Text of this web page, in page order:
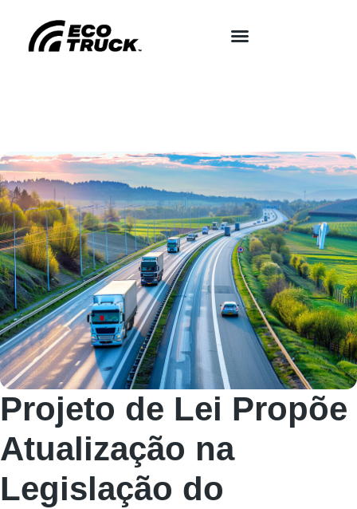
Projeto de Lei Propõe
Atualização na
Legislação do